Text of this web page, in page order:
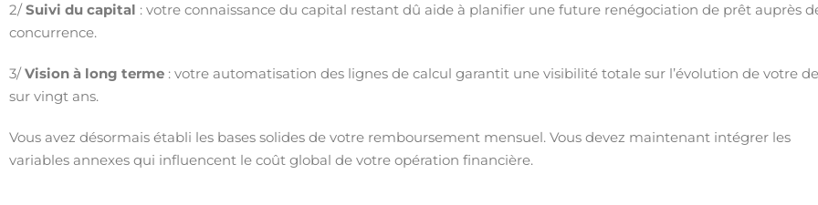
2/Suivi du capital : votre connaissance du capital restant dû aide à planifier une future renégociation de prêt auprès
concurrence.
3/Vision à long terme : votre automatisation des lignes de calcul garantit une visibilité totale sur l’évolution de votre
sur vingt ans.
Vous avez désormais établi les bases solides de votre remboursement mensuel. Vous devez maintenant intégrer les
variables annexes qui influencent le coût global de votre opération financière.